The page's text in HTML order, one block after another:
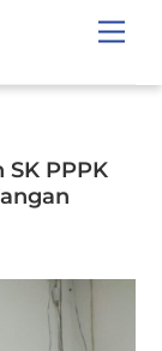
PPPK